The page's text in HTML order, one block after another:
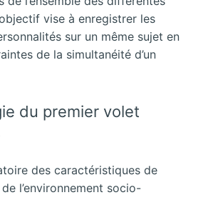
vise à enregistrer les
sur un même sujet en
de la simultanéité d’un
du premier volet
des caractéristiques de
l’environnement socio-